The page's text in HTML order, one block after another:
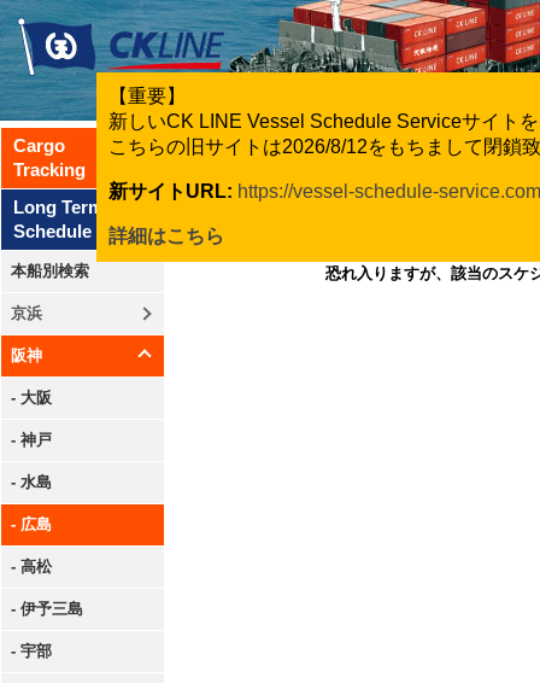
【重要】
新しいCK LINE Vessel Schedule Serviceサイト
こちらの旧サイトは2026/8/12をもちまして閉鎖
新サイトURL: https://vessel-schedule-
詳細はこちら
Cargo
Tracking
Long Term
Schedule
本船別検索
京浜
阪神
- 大阪
- 神戸
- 水島
- 広島
- 高松
- 伊予三島
- 宇部
恐れ入りますが、該当のスケ